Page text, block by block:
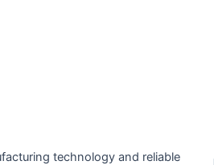
technology and reliable